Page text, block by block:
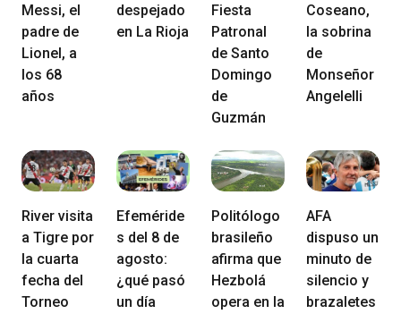
Messi, el
padre de
Lionel, a
los 68
años
despejado
en La Rioja
Fiesta
Patronal
de Santo
Domingo
de
Guzmán
Coseano,
la sobrina
de
Monseñor
Angelelli
River visita
a Tigre por
la cuarta
fecha del
Torneo
Efeméride
s del 8 de
agosto:
¿qué pasó
un día
Politólogo
brasileño
afirma que
Hezbolá
opera en la
AFA
dispuso un
minuto de
silencio y
brazaletes